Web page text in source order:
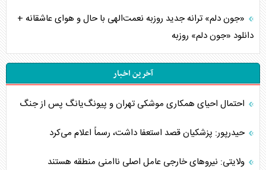
«جون دلم» ترانه جدید روزبه نعمت‌الهی با حال و هوای عاشقانه +
دانلود «جون دلم» روزبه
آخرین اخبار
احتمال احیای همکاری موشکی تهران و پیونگ‌یانگ پس از جنگ
حیدرپور: پزشکیان قصد استعفا داشت، رسماً اعلام می‌کرد
ولایتی: نیروهای خارجی عامل اصلی ناامنی منطقه هستند